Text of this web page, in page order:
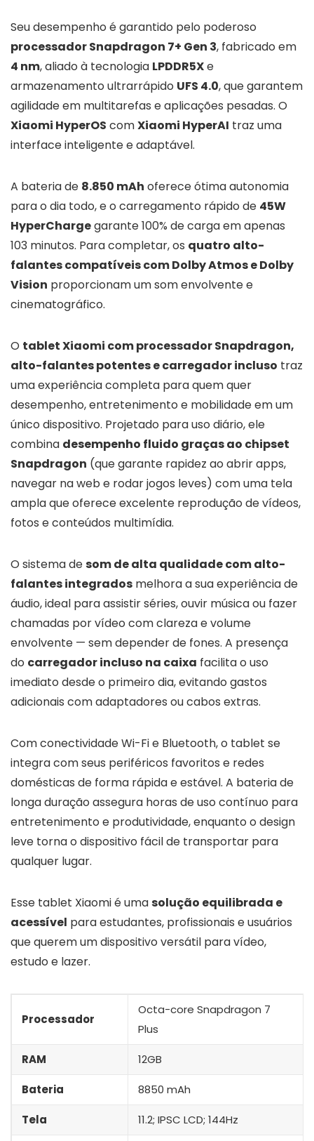
Seu desempenho é garantido pelo poderoso
processador Snapdragon 7+ Gen 3, fabricado em
4 nm, aliado à tecnologia LPDDR5Xe
armazenamento ultrarrápido UFS 4.0, que garantem
agilidade em multitarefas e aplicações pesadas. O
Xiaomi HyperOS comXiaomi HyperAI traz uma
interface inteligente e adaptável.
A bateria de 8.850 mAh oferece ótima autonomia
para o dia todo, e o carregamento rápido de 45W
HyperChargegarante 100% de carga em apenas
103 minutos. Para completar, os quatro alto-
falantes compatíveis com Dolby Atmos e Dolby
Vision proporcionam um som envolvente e
cinematográfico.
O tablet Xiaomi com processador Snapdragon,
alto-falantes potentes e carregador incluso traz
uma experiência completa para quem quer
desempenho, entretenimento e mobilidade em um
único dispositivo. Projetado para uso diário, ele
combina desempenho fluido graças ao chipset
Snapdragon (que garante rapidez ao abrir apps,
navegar na web e rodar jogos leves) com uma tela
ampla que oferece excelente reprodução de vídeos,
fotos e conteúdos multimídia.
O sistema desom de alta qualidade com alto-
falantes integrados melhora a sua experiência de
áudio, ideal para assistir séries, ouvir música ou fazer
chamadas por vídeo com clareza e volume
envolvente — sem depender de fones. A presença
do carregador incluso na caixa facilita o uso
imediato desde o primeiro dia, evitando gastos
adicionais com adaptadores ou cabos extras.
Com conectividade Wi-Fi e Bluetooth, o tablet se
integra com seus periféricos favoritos e redes
domésticas de forma rápida e estável. A bateria de
longa duração assegura horas de uso contínuo para
entretenimento e produtividade, enquanto o design
leve torna o dispositivo fácil de transportar para
qualquer lugar.
Esse tablet Xiaomi é umasolução equilibrada e
acessível para estudantes, profissionais e usuários
que querem um dispositivo versátil para vídeo,
estudo e lazer.
Processador
Octa-core Snapdragon 7
Plus
RAM 12GB
Bateria 8850 mAh
Tela 11.2; IPSC LCD; 144Hz